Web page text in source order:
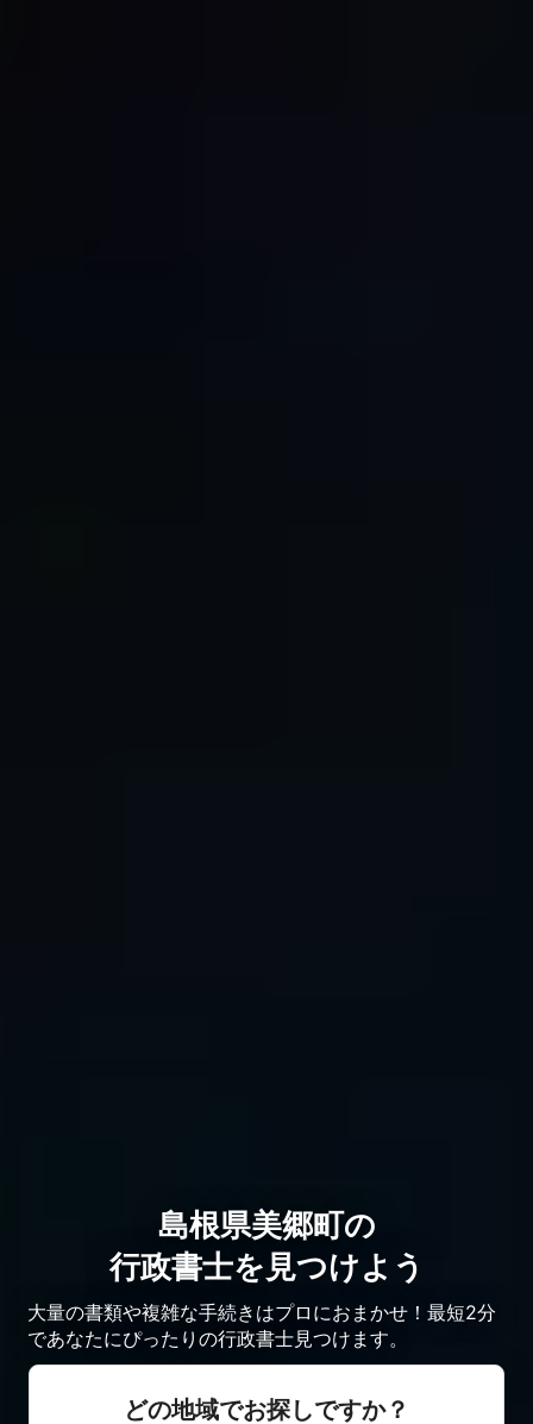
島根県美郷町の
行政書士を見つけよう
大量の書類や複雑な手続きはプロにおまかせ！最短2分
であなたにぴったりの行政書士見つけます。
どの地域でお探しですか？